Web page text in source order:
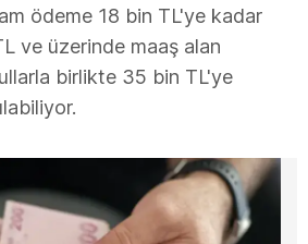
ödeme 18 bin TL'ye kadar
ve üzerinde maaş alan
birlikte 35 bin TL'ye